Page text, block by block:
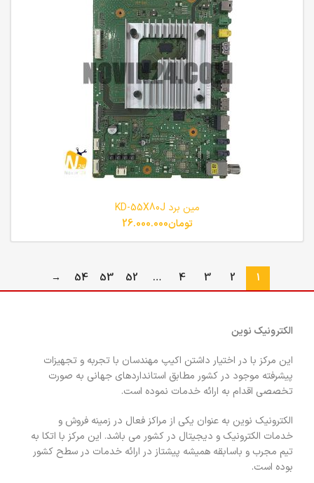
مین برد KD-55X80J
تومان26.000.000
1
2
3
4
…
52
53
54
→
الکترونیک نوین
این مرکز با در اختیار داشتن اکیپ مهندسان با تجربه و تجهیزات
پیشرفته موجود در کشور مطابق استانداردهای جهانی به صورت
تخصصی اقدام به ارائه خدمات نموده است.
الکترونیک نوین به عنوان یکی از مراکز فعال در زمینه فروش و
خدمات الکترونیک و دیجیتال در کشور می باشد. این مرکز با اتکا به
تیم مجرب و باسابقه همیشه پیشتاز در ارائه خدمات در سطح کشور
بوده است.